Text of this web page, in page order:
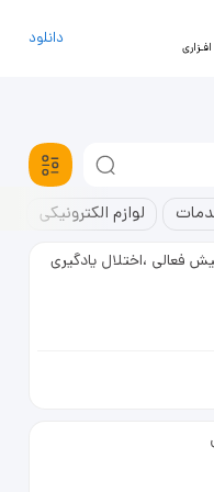
دانلود
لوازم الکترونیکی
فعالی ،اختلال یادگیری